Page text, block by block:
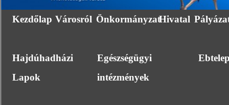
Kezdőlap Városról ÖnkormányzatHivatal
Hajdúhadházi
Lapok
Egészségügyi
intézmények